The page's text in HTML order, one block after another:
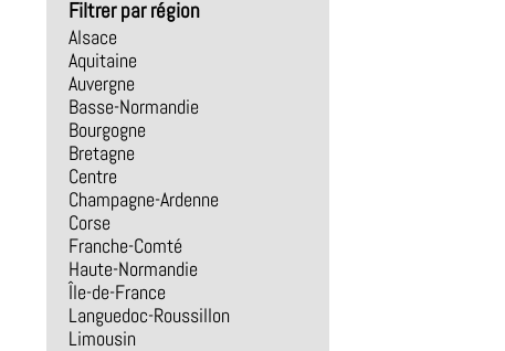
Filtrer par région
Alsace
Aquitaine
Auvergne
Basse-Normandie
Bourgogne
Bretagne
Centre
Champagne-Ardenne
Corse
Franche-Comté
Haute-Normandie
Île-de-France
Languedoc-Roussillon
Limousin